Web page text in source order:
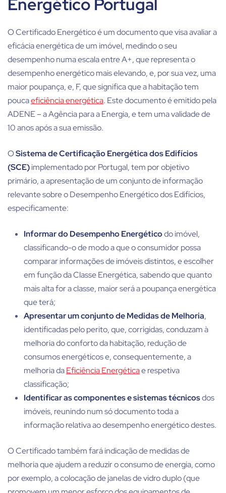
Energético Portugal
O Certificado Energético é um documento que visa avaliar a
eficácia energética de um imóvel, medindo o seu
desempenho numa escala entre A+, que representa o
desempenho energético mais elevando, e, por sua vez, uma
maior poupança, e, F, que significa que a habitação tem
poucaeficiência energética. Este documento é emitido pela
ADENE – a Agência para a Energia, e tem uma validade de
10 anos após a sua emissão.
OSistema de Certificação Energética dos Edifícios
(SCE)implementado por Portugal, tem por objetivo
primário, a apresentação de um conjunto de informação
relevante sobre o Desempenho Energético dos Edifícios,
especificamente:
Informar do Desempenho Energéticodo imóvel,
classificando-o de modo a que o consumidor possa
comparar informações de imóveis distintos, e escolher
em função da Classe Energética, sabendo que quanto
mais alta for a classe, maior será a poupança energética
que terá;
Apresentar um conjunto de Medidas de Melhoria,
identificadas pelo perito, que, corrigidas, conduzam à
melhoria do conforto da habitação, redução de
consumos energéticos e, consequentemente, a
melhoria daEficiência Energéticae respetiva
classificação;
Identificar as componentes e sistemas técnicosdos
imóveis, reunindo num só documento toda a
informação relativa ao desempenho energético destes.
O Certificado também fará indicação de medidas de
melhoria que ajudem a reduzir o consumo de energia, como
por exemplo, a colocação de janelas de vidro duplo (que